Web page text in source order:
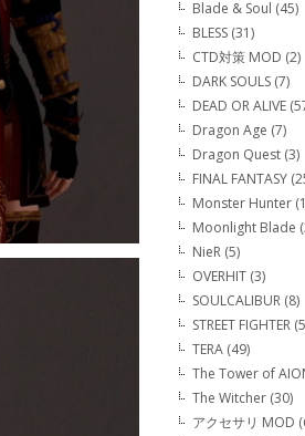
Blade & Soul (45)
BLESS (31)
CTD対策 MOD (2)
DARK SOULS (7)
DEAD OR ALIVE
Dragon Age (7)
Dragon Quest (3)
FINAL FANTASY
Monster Hunter
Moonlight Blade
NieR (5)
OVERHIT (3)
SOULCALIBUR (8)
STREET FIGHTER
TERA (49)
The Tower of
The Witcher (30)
アクセサリ MOD